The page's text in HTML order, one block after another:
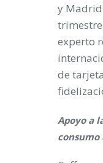
y
trimestre
experto
de
Apoyo a
consumo